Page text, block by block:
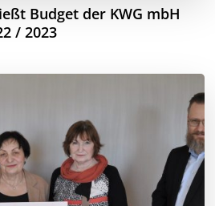
Budget der KWG mbH
/ 2023